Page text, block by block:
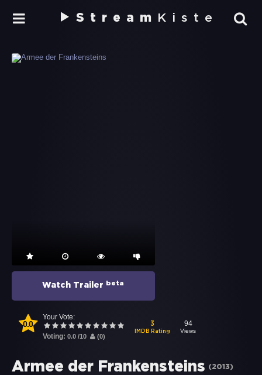
Stream Kiste
Watch Trailer beta
0.0
Your Vote:
Voting: 0.0 /10 (0)
3
IMDB Rating
94
Views
Armee der Frankensteins (2013)